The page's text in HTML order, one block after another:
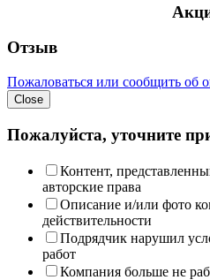
Отзыв
Пожаловаться или сообщить об
Close
Пожалуйста, уточните
Контент,
авторские права
Описание и/или фото
действительности
Подрядчик нарушил
работ
Компания больше не